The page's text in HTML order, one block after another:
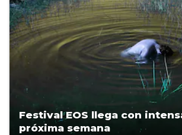
Festival EOS llega con
próxima semana